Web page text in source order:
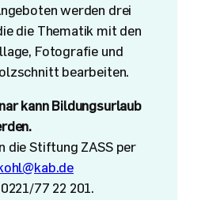
werden drei
die Thematik mit den
Fotografie und
bearbeiten.
kann Bildungsurlaub
die Stiftung ZASS per
77 22 201.